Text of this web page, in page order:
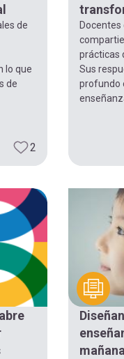
de
lo que
de
2
Docentes
prácticas
Sus
profundo